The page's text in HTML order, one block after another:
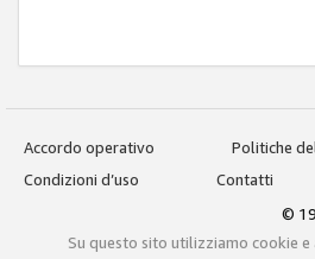
Accordo operativo
Politiche
Condizioni d’uso
Contatti
©
Su questo sito utilizziamo cookie